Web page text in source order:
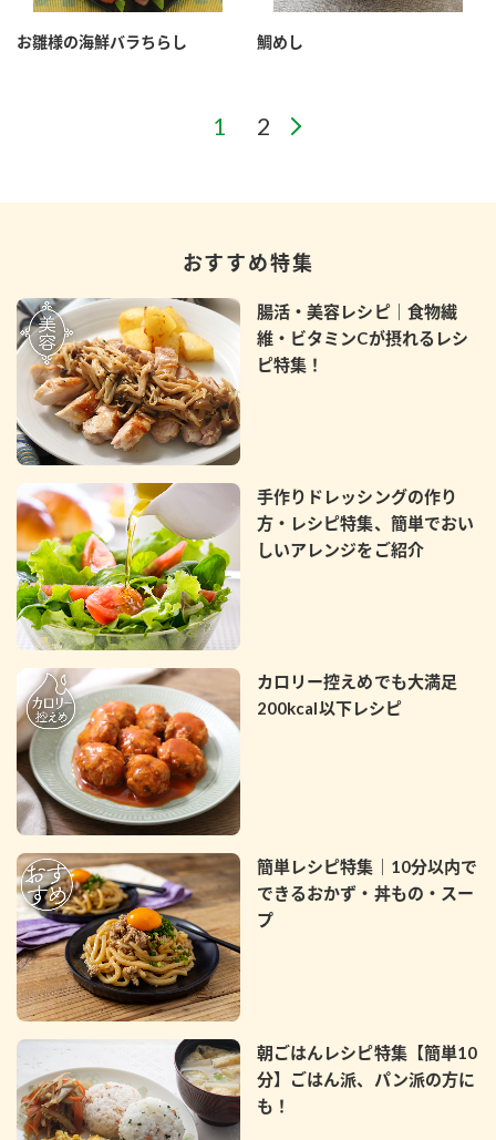
お雛様の海鮮バラちらし 鯛めし
おすすめ特集
腸活・美容レシピ｜食物繊
維・ビタミンCが摂れるレシ
ピ特集！
手作りドレッシングの作り
方・レシピ特集、簡単でおい
しいアレンジをご紹介
カロリー控えめでも大満足
200kcal以下レシピ
簡単レシピ特集｜10分以内で
できるおかず・丼もの・スー
プ
朝ごはんレシピ特集【簡単10
分】ごはん派、パン派の方に
も！